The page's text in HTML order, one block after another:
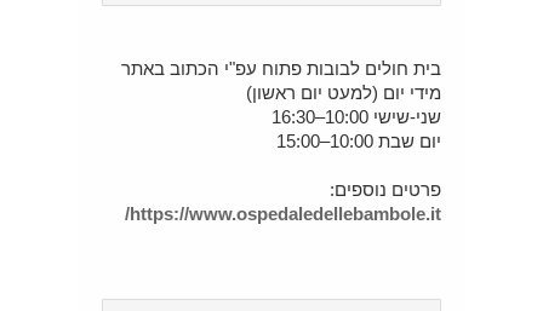
בית חולים לבובות פתוח עפ"י הכתוב באתר
מידי יום (למעט יום ראשון)
שני-שישי 10:00–16:30
יום שבת 10:00–15:00
פרטים נוספים:
https://www.ospedaledellebambole.it/